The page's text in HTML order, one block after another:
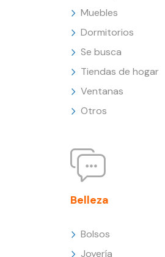
Muebles
Dormitorios
Se busca
Tiendas de hogar
Ventanas
Otros
Belleza
Bolsos
Joyería